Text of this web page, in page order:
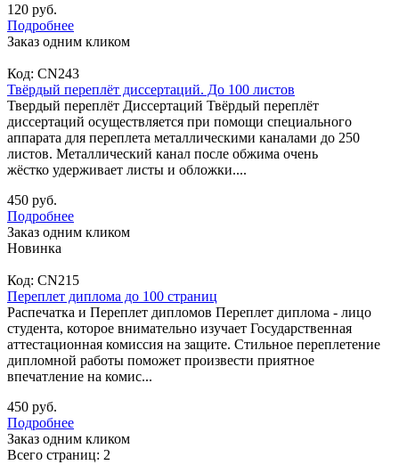
120 руб.
Подробнее
Заказ одним кликом
Код: CN243
Твёрдый переплёт диссертаций. До 100 листов
Твердый переплёт Диссертаций Твёрдый переплёт
диссертаций осуществляется при помощи специального
аппарата для переплета металлическими каналами до 250
листов. Металлический канал после обжима очень
жёстко удерживает листы и обложки....
450 руб.
Подробнее
Заказ одним кликом
Новинка
Код: CN215
Переплет диплома до 100 страниц
Распечатка и Переплет дипломов Переплет диплома - лицо
студента, которое внимательно изучает Государственная
аттестационная комиссия на защите. Стильное переплетение
дипломной работы поможет произвести приятное
впечатление на комис...
450 руб.
Подробнее
Заказ одним кликом
Всего страниц: 2